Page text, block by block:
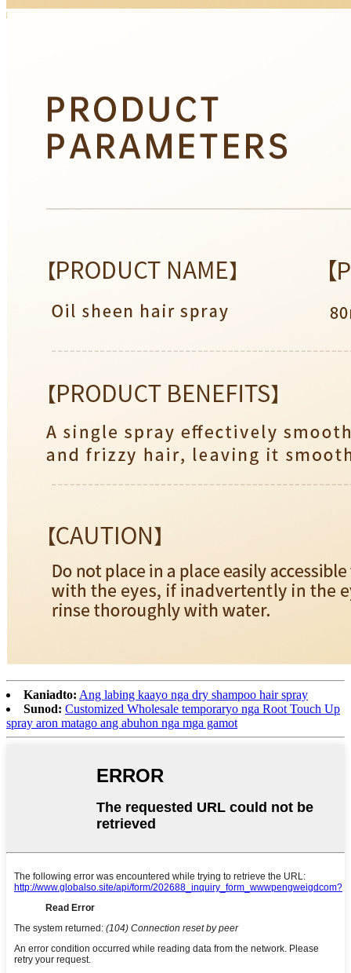
Kaniadto: Ang labing kaayo nga dry shampoo hair spray
Sunod: Customized Wholesale temporaryo nga Root Touch Up
spray aron matago ang abuhon nga mga gamot